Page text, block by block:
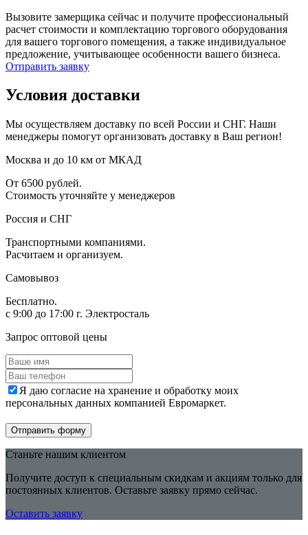
Вызовите замерщика сейчас и получите профессиональный
расчет стоимости и комплектацию торгового оборудования
для вашего торгового помещения, а также индивидуальное
предложение, учитывающее особенности вашего бизнеса.
Отправить заявку
Условия доставки
Мы осуществляем доставку по всей России и СНГ. Наши
менеджеры помогут организовать доставку в Ваш регион!
Москва и до 10 км от МКАД
От 6500 рублей.
Стоимость уточняйте у менеджеров
Россия и СНГ
Транспортными компаниями.
Расчитаем и организуем.
Самовывоз
Бесплатно.
с 9:00 до 17:00 г. Электросталь
Запрос оптовой цены
Я даю согласие на хранение и обработку моих
персональных данных компанией Евромаркет.
Отправить форму
Станьте нашим клиентом
Получите доступ к специальным скидкам и акциям только для
постоянных клиентов. Оставьте заявку прямо сейчас.
Оставить заявку